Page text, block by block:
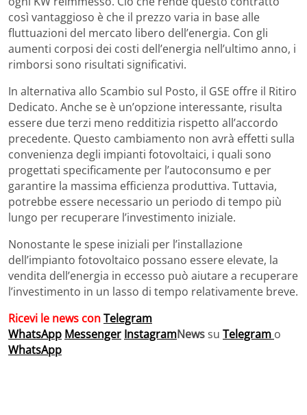
così vantaggioso è che il prezzo varia in base alle
fluttuazioni del mercato libero dell’energia. Con gli
aumenti corposi dei costi dell’energia nell’ultimo anno, i
rimborsi sono risultati significativi.
In alternativa allo Scambio sul Posto, il GSE offre il Ritiro
Dedicato. Anche se è un’opzione interessante, risulta
essere due terzi meno redditizia rispetto all’accordo
precedente. Questo cambiamento non avrà effetti sulla
convenienza degli impianti fotovoltaici, i quali sono
progettati specificamente per l’autoconsumo e per
garantire la massima efficienza produttiva. Tuttavia,
potrebbe essere necessario un periodo di tempo più
lungo per recuperare l’investimento iniziale.
Nonostante le spese iniziali per l’installazione
dell’impianto fotovoltaico possano essere elevate, la
vendita dell’energia in eccesso può aiutare a recuperare
l’investimento in un lasso di tempo relativamente breve.
Ricevi le news conTelegram
WhatsApp Messenger InstagramNewssu Telegram o
WhatsApp